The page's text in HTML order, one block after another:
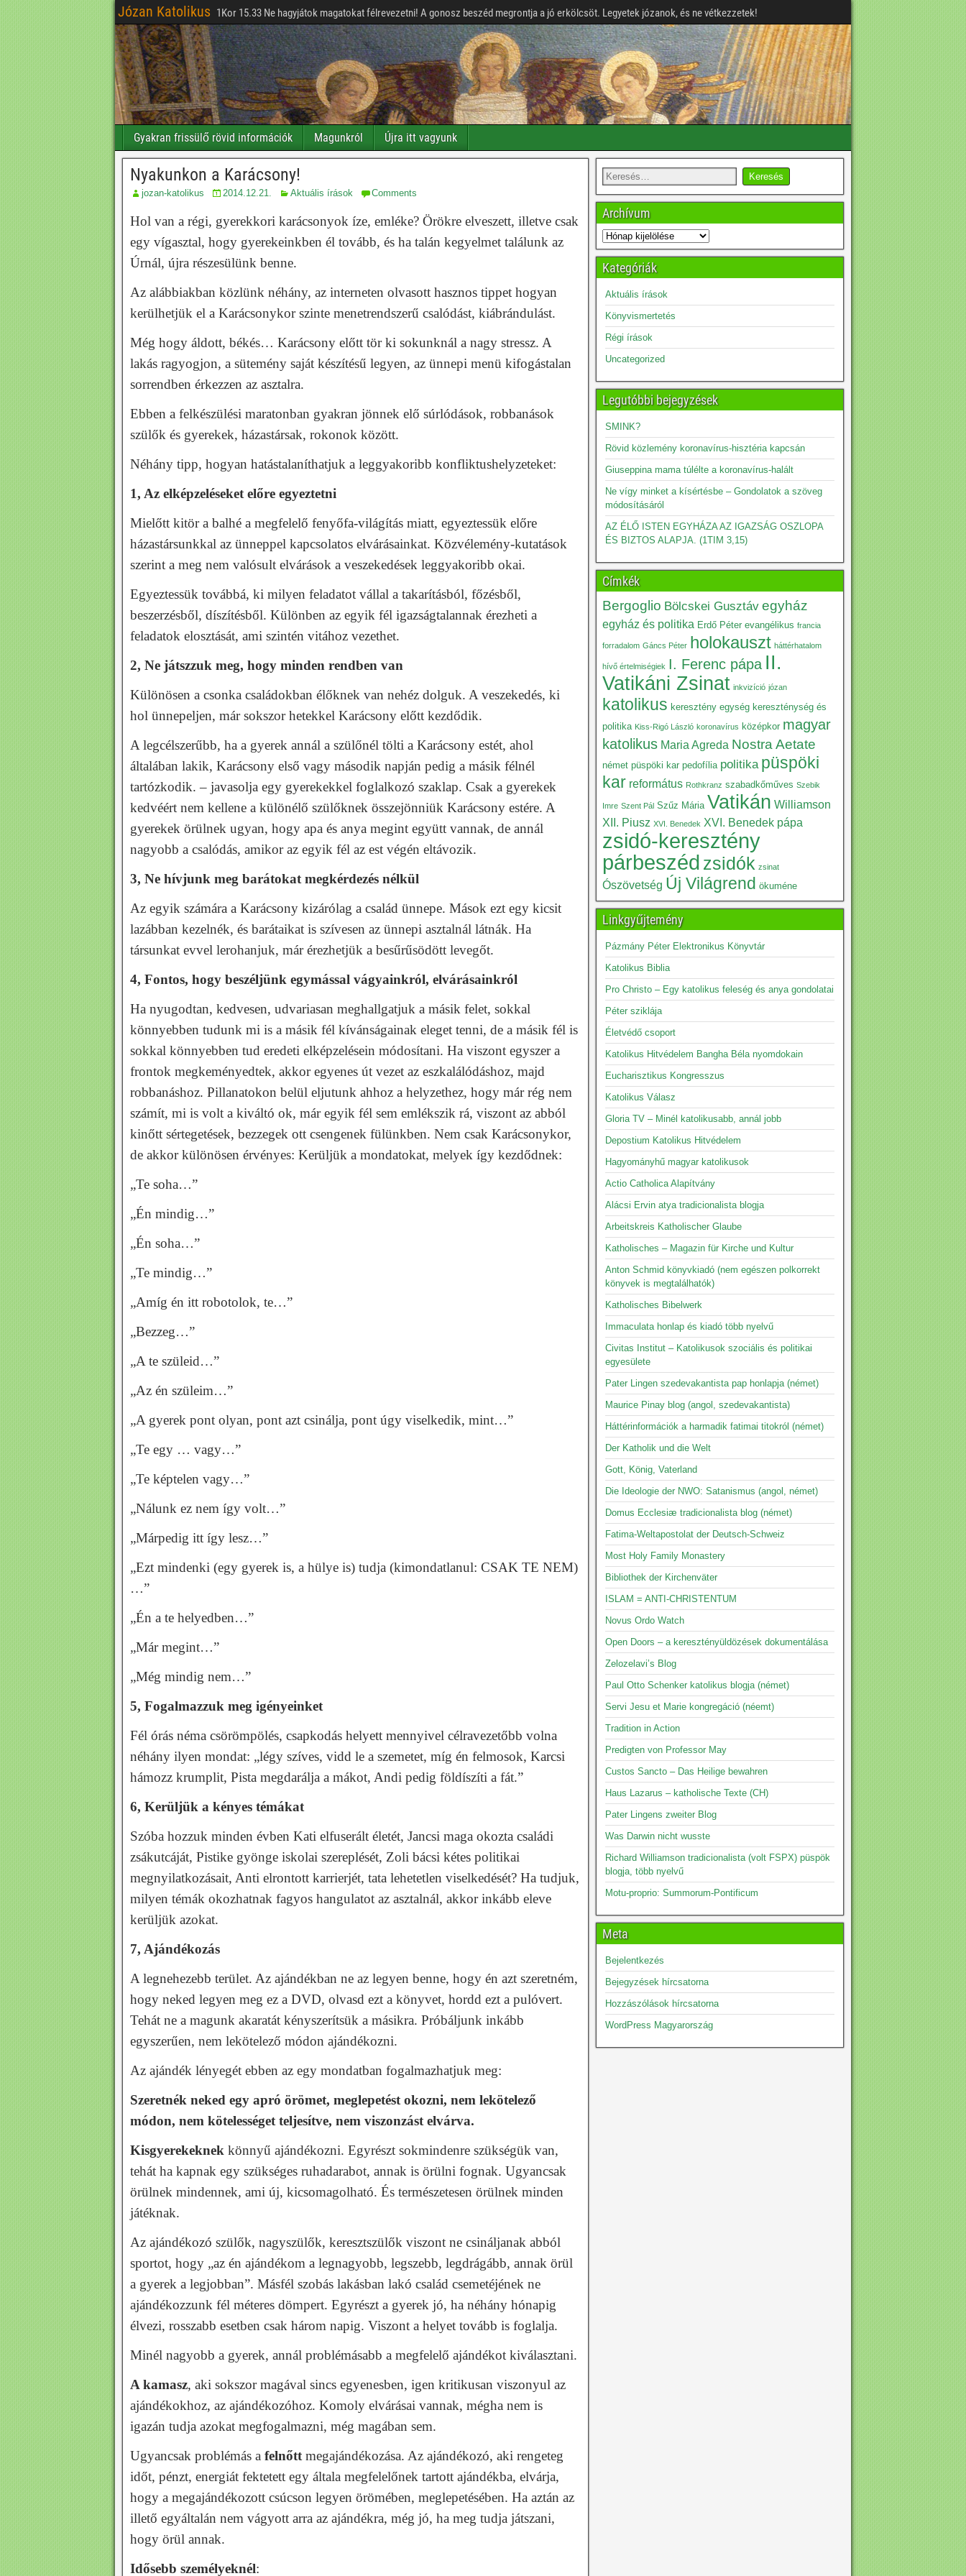
Józan Katolikus 1Kor 15.33 Ne hagyjátok magatokat félrevezetni! A gonosz beszéd megrontja a jó erkölcsöt. Legyetek józanok, és ne vétkezzetek!
Gyakran frissülő rövid információk Magunkról Újra itt vagyunk
Nyakunkon a Karácsony!
jozan-katolikus 2014.12.21. Aktuális írások Comments
Hol van a régi, gyerekkori karácsonyok íze, emléke? Örökre elveszett, illetve csak
egy vígasztal, hogy gyerekeinkben él tovább, és ha talán kegyelmet találunk az
Úrnál, újra részesülünk benne.
Az alábbiakban közlünk néhány, az interneten olvasott hasznos tippet hogyan
kerülhetjük el a Karácsonykor szinte menetrendszerű csalódást, kiábrándulást.
Még hogy áldott, békés… Karácsony előtt tör ki sokunknál a nagy stressz. A
lakás ragyogjon, a sütemény saját készítésű legyen, az ünnepi menü kifogástalan
sorrendben érkezzen az asztalra.
Ebben a felkészülési maratonban gyakran jönnek elő súrlódások, robbanások
szülők és gyerekek, házastársak, rokonok között.
Néhány tipp, hogyan hatástalaníthatjuk a leggyakoribb konfliktushelyzeteket:
1, Az elképzeléseket előre egyeztetni
Mielőtt kitör a balhé a megfelelő fenyőfa-világítás miatt, egyeztessük előre
házastársunkkal az ünneppel kapcsolatos elvárásainkat. Közvélemény-kutatások
szerint a meg nem valósult elvárások a veszekedések leggyakoribb okai.
Egyeztessük továbbá, ki milyen feladatot vállal a takarításból, főzésből,
beszerzésből, díszítésből. Különben az egyik fél igazságtalannak érezheti a
feladatok elosztását, ami szintén vitához vezethet.
2, Ne játszzuk meg, hogy minden rendben van
Különösen a csonka családokban élőknek van nehéz dolguk. A veszekedés, ki
hol ünnepeljen, már sokszor hetekkel Karácsony előtt kezdődik.
A legcélszerűbb, ha a gyerek annál a szülőnél tölti a Karácsony estét, ahol
általában lakik, Karácsony első vagy második napján pedig a másik félnél
tartózkodik. – javasolja egy gyerekekkel foglalkozó szaklap. Csak a gyerekek
kedvéért nem kellene a különélő szülőknek összejönniük Karácsony estére. A
gyerekek örülnek ugyan, hogy apa és anya megint együtt vannak, de annál
nagyobb a csalódás, amikor az egyik fél az est végén eltávozik.
3, Ne hívjunk meg barátokat megkérdezés nélkül
Az egyik számára a Karácsony kizárólag a család ünnepe. Mások ezt egy kicsit
lazábban kezelnék, és barátaikat is szívesen az ünnepi asztalnál látnák. Ha
társunkat evvel lerohanjuk, már érezhetjük a besűrűsödött levegőt.
4, Fontos, hogy beszéljünk egymással vágyainkról, elvárásainkról
Ha nyugodtan, kedvesen, udvariasan meghallgatjuk a másik felet, sokkal
könnyebben tudunk mi is a másik fél kívánságainak eleget tenni, de a másik fél is
sokkal könnyebben tud eredeti elképzelésein módosítani. Ha viszont egyszer a
frontok megkeményedtek, akkor egyenes út vezet az eszkalálódáshoz, majd
robbanáshoz. Pillanatokon belül eljutunk ahhoz a helyzethez, hogy már rég nem
számít, mi is volt a kiváltó ok, már egyik fél sem emlékszik rá, viszont az abból
kinőtt sértegetések, bezzegek ott csengenek fülünkben. Nem csak Karácsonykor,
de akkor különösen érvényes: Kerüljük a mondatokat, melyek így kezdődnek:
„Te soha…”
„Én mindig…”
„Én soha…”
„Te mindig…”
„Amíg én itt robotolok, te…”
„Bezzeg…”
„A te szüleid…”
„Az én szüleim…”
„A gyerek pont olyan, pont azt csinálja, pont úgy viselkedik, mint…”
„Te egy … vagy…”
„Te képtelen vagy…”
„Nálunk ez nem így volt…”
„Márpedig itt így lesz…”
„Ezt mindenki (egy gyerek is, a hülye is) tudja (kimondatlanul: CSAK TE NEM)
…”
„Én a te helyedben…”
„Már megint…”
„Még mindig nem…”
5, Fogalmazzuk meg igényeinket
Fél órás néma csörömpölés, csapkodás helyett mennyivel célravezetőbb volna
néhány ilyen mondat: „légy szíves, vidd le a szemetet, míg én felmosok, Karcsi
hámozz krumplit, Pista megdarálja a mákot, Andi pedig földíszíti a fát.”
6, Kerüljük a kényes témákat
Szóba hozzuk minden évben Kati elfuserált életét, Jancsi maga okozta családi
zsákutcáját, Pistike gyönge iskolai szereplését, Zoli bácsi kétes politikai
megnyilatkozásait, Anti elrontott karrierjét, tata lehetetlen viselkedését? Ha tudjuk,
milyen témák okozhatnak fagyos hangulatot az asztalnál, akkor inkább eleve
kerüljük azokat.
7, Ajándékozás
A legnehezebb terület. Az ajándékban ne az legyen benne, hogy én azt szeretném,
hogy neked legyen meg ez a DVD, olvasd ezt a könyvet, hordd ezt a pulóvert.
Tehát ne a magunk akaratát kényszerítsük a másikra. Próbáljunk inkább
egyszerűen, nem lekötelező módon ajándékozni.
Az ajándék lényegét ebben az egy mondatban fogalmazhatjuk meg:
Szeretnék neked egy apró örömet, meglepetést okozni, nem lekötelező
módon, nem kötelességet teljesítve, nem viszonzást elvárva.
Kisgyerekeknek könnyű ajándékozni. Egyrészt sokmindenre szükségük van,
tehát ha kapnak egy szükséges ruhadarabot, annak is örülni fognak. Ugyancsak
örülnek mindennek, ami új, kicsomagolható. És természetesen örülnek minden
játéknak.
Az ajándékozó szülők, nagyszülők, keresztszülők viszont ne csináljanak abból
sportot, hogy „az én ajándékom a legnagyobb, legszebb, legdrágább, annak örül
a gyerek a legjobban”. Másfél szobás lakásban lakó család csemetéjének ne
ajándékozzunk fél méteres dömpert. Egyrészt a gyerek jó, ha néhány hónapig
élvezi, rosszabb esetben csak három napig. Viszont a helyet tovább is foglalja.
Minél nagyobb a gyerek, annál problémásabb a megfelelő ajándékot kiválasztani.
A kamasz, aki sokszor magával sincs egyenesben, igen kritikusan viszonyul az
ajándékokhoz, az ajándékozóhoz. Komoly elvárásai vannak, mégha nem is
igazán tudja azokat megfogalmazni, még magában sem.
Ugyancsak problémás a felnőtt megajándékozása. Az ajándékozó, aki rengeteg
időt, pénzt, energiát fektetett egy általa megfelelőnek tartott ajándékba, elvárja,
hogy a megajándékozott csúcson legyen örömében, meglepetésében. Ha aztán az
illető egyáltalán nem vágyott arra az ajándékra, még jó, ha meg tudja játszani,
hogy örül annak.
Idősebb személyeknél:
Archívum
Kategóriák
Aktuális írások
Könyvismertetés
Régi írások
Uncategorized
Legutóbbi bejegyzések
SMINK?
Rövid közlemény koronavírus-hisztéria kapcsán
Giuseppina mama túlélte a koronavírus-halált
Ne vígy minket a kísértésbe – Gondolatok a szöveg
módosításáról
AZ ÉLŐ ISTEN EGYHÁZA AZ IGAZSÁG OSZLOPA
ÉS BIZTOS ALAPJA. (1TIM 3,15)
Címkék
Bergoglio Bölcskei Gusztáv egyház
egyház és politika Erdő Péter evangélikus francia
forradalom Gáncs Péter holokauszt háttérhatalom
hívő értelmiségiek I. Ferenc pápa II.
Vatikáni Zsinat inkvizíció józan
katolikus keresztény egység kereszténység és
politika Kiss-Rigó László koronavírus középkor magyar
katolikus Maria Agreda Nostra Aetate
német püspöki kar pedofília politika püspöki
kar református Rothkranz szabadkőműves Szebik
Imre Szent Pál Szűz Mária Vatikán Williamson
XII. Piusz XVI. Benedek XVI. Benedek pápa
zsidó-keresztény
párbeszéd zsidók zsinat
Ószövetség Új Világrend ökuméne
Linkgyűjtemény
Pázmány Péter Elektronikus Könyvtár
Katolikus Biblia
Pro Christo – Egy katolikus feleség és anya gondolatai
Péter sziklája
Életvédő csoport
Katolikus Hitvédelem Bangha Béla nyomdokain
Eucharisztikus Kongresszus
Katolikus Válasz
Gloria TV – Minél katolikusabb, annál jobb
Depostium Katolikus Hitvédelem
Hagyományhű magyar katolikusok
Actio Catholica Alapítvány
Alácsi Ervin atya tradicionalista blogja
Arbeitskreis Katholischer Glaube
Katholisches – Magazin für Kirche und Kultur
Anton Schmid könyvkiadó (nem egészen polkorrekt
könyvek is megtalálhatók)
Katholisches Bibelwerk
Immaculata honlap és kiadó több nyelvű
Civitas Institut – Katolikusok szociális és politikai
egyesülete
Pater Lingen szedevakantista pap honlapja (német)
Maurice Pinay blog (angol, szedevakantista)
Háttérinformációk a harmadik fatimai titokról (német)
Der Katholik und die Welt
Gott, König, Vaterland
Die Ideologie der NWO: Satanismus (angol, német)
Domus Ecclesiæ tradicionalista blog (német)
Fatima-Weltapostolat der Deutsch-Schweiz
Most Holy Family Monastery
Bibliothek der Kirchenväter
ISLAM = ANTI-CHRISTENTUM
Novus Ordo Watch
Open Doors – a keresztényüldözések dokumentálása
Zelozelavi’s Blog
Paul Otto Schenker katolikus blogja (német)
Servi Jesu et Marie kongregáció (néemt)
Tradition in Action
Predigten von Professor May
Custos Sancto – Das Heilige bewahren
Haus Lazarus – katholische Texte (CH)
Pater Lingens zweiter Blog
Was Darwin nicht wusste
Richard Williamson tradicionalista (volt FSPX) püspök
blogja, több nyelvű
Motu-proprio: Summorum-Pontificum
Meta
Bejelentkezés
Bejegyzések hírcsatorna
Hozzászólások hírcsatorna
WordPress Magyarország